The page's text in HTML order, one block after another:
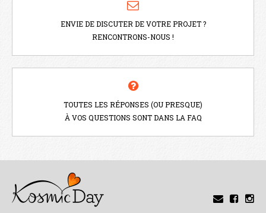
ENVIE DE DISCUTER DE VOTRE PROJET ?
RENCONTRONS-NOUS !
TOUTES LES RÉPONSES (OU PRESQUE)
À VOS QUESTIONS SONT DANS LA FAQ